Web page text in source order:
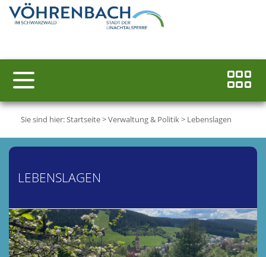
Sie sind hier:Startseite>Verwaltung & Politik> Lebenslagen
LEBENSLAGEN